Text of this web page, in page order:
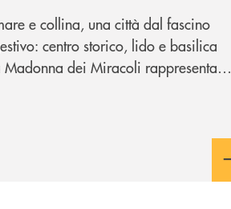
e collina, una città dal fascino
centro storico, lido e basilica
Madonna dei Miracoli rappresentano